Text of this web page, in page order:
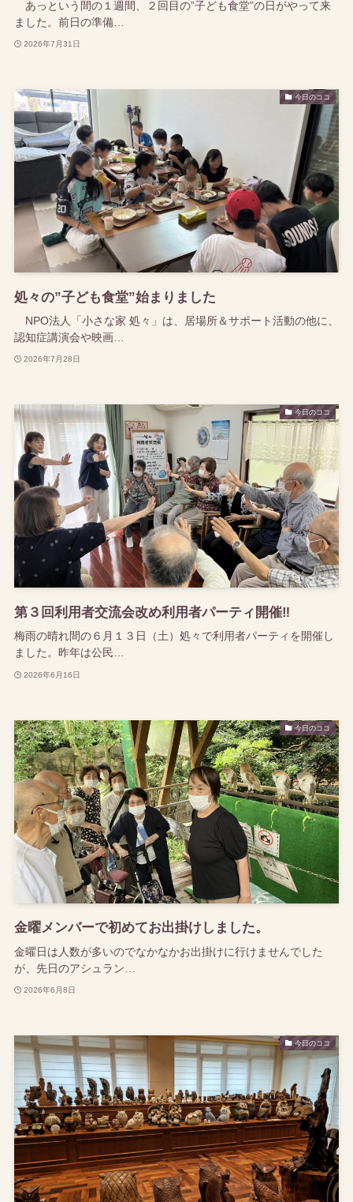
あっという間の１週間、２回目の”子ども食堂”の日がやって来
ました。前日の準備…
2026年7月31日
今日のココ
処々の”子ども食堂”始まりました
NPO法人「小さな家 処々」は、居場所＆サポート活動の他に、
認知症講演会や映画…
2026年7月28日
今日のココ
第３回利用者交流会改め利用者パーティ開催‼
梅雨の晴れ間の６月１３日（土）処々で利用者パーティを開催し
ました。昨年は公民…
2026年6月16日
今日のココ
金曜メンバーで初めてお出掛けしました。
金曜日は人数が多いのでなかなかお出掛けに行けませんでした
が、先日のアシュラン…
2026年6月8日
今日のココ